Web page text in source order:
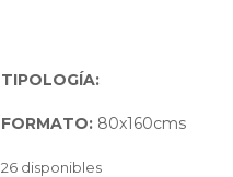
TIPOLOGÍA:
FORMATO:80x160cms
26 disponibles